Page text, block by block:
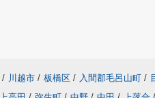
/ 川越市 / 板橋区 / 入間郡毛呂山町 /